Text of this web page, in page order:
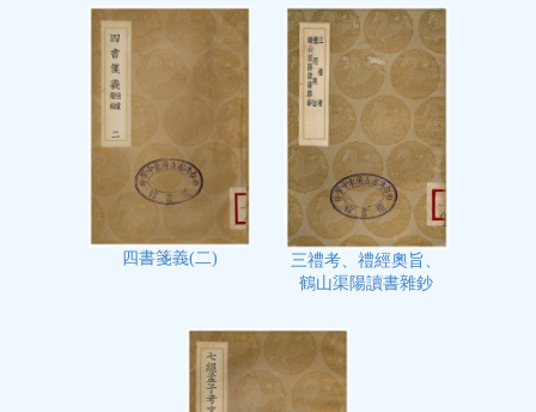
四書箋義(二)
三禮考、禮經奧旨、
鶴山渠陽讀書雜鈔